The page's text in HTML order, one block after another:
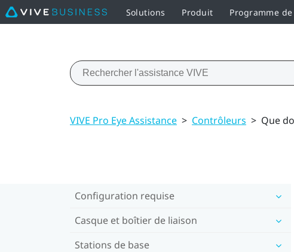
Solutions Produit Programme
VIVE Pro Eye Assistance > Contrôleurs > Que
Configuration requise
Casque et boîtier de liaison
Stations de base